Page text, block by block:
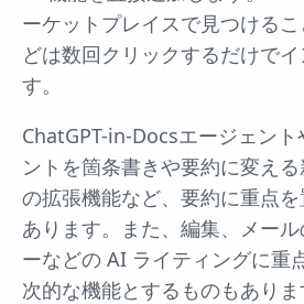
ーケットプレイスで見つける
どは数回クリックするだけで
す。
ChatGPT-in-Docsエージェント
ントを箇条書きや要約に変え
の拡張機能など、要約に重点
あります。また、編集、メー
ーなどの AI ライティングに重
次的な機能とするものもありま